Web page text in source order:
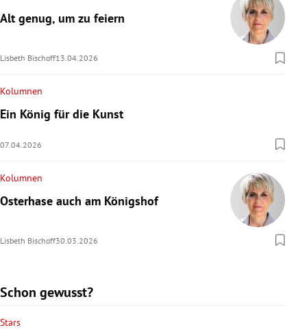
Alt genug, um zu feiern
Lisbeth Bischoff13.04.2026
Kolumnen
Ein König für die Kunst
07.04.2026
Kolumnen
Osterhase auch am Königshof
Lisbeth Bischoff30.03.2026
Schon gewusst?
Stars